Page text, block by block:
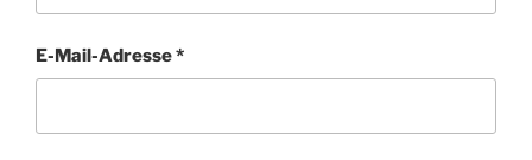
E-Mail-Adresse*